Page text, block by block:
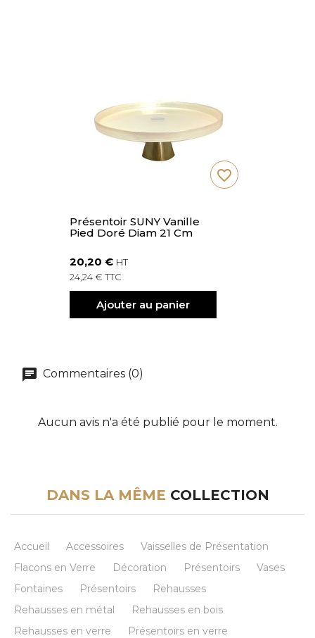
Présentoir SUNY Vanille
Pied Doré Diam 21 Cm
20,20 € HT
24,24 € TTC
Ajouter au panier
favorite_border
Commentaires (0)
Aucun avis n'a été publié pour le moment.
DANS LA MÊME COLLECTION
Accueil Accessoires
Vaisselles de Présentation
Flacons en Verre
Décoration Présentoirs
Vases
Fontaines
Présentoirs
Rehausses
Rehausses en métal
Rehausses en bois
Rehausses en verre
Présentoirs en verre